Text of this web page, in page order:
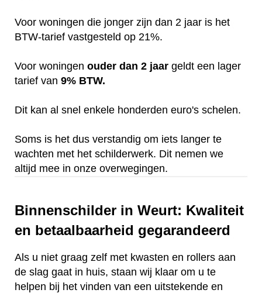
Voor woningen die jonger zijn dan 2 jaar is het
BTW-tarief vastgesteld op 21%.
Voor woningen ouder dan 2 jaar geldt een lager
tarief van 9% BTW.
Dit kan al snel enkele honderden euro's schelen.
Soms is het dus verstandig om iets langer te
wachten met het schilderwerk. Dit nemen we
altijd mee in onze overwegingen.
Binnenschilder in Weurt: Kwaliteit
en betaalbaarheid gegarandeerd
Als u niet graag zelf met kwasten en rollers aan
de slag gaat in huis, staan wij klaar om u te
helpen bij het vinden van een uitstekende en